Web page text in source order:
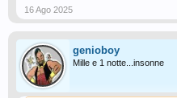
16 Ago 2025
genioboy
Mille e 1 notte...insonne